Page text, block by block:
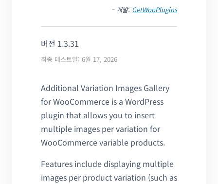
– 개발: GetWooPlugins
버전 1.3.31
최종 테스트일: 6월 17, 2026
Additional Variation Images Gallery
for WooCommerce is a WordPress
plugin that allows you to insert
multiple images per variation for
WooCommerce variable products.
Features include displaying multiple
images per product variation (such as